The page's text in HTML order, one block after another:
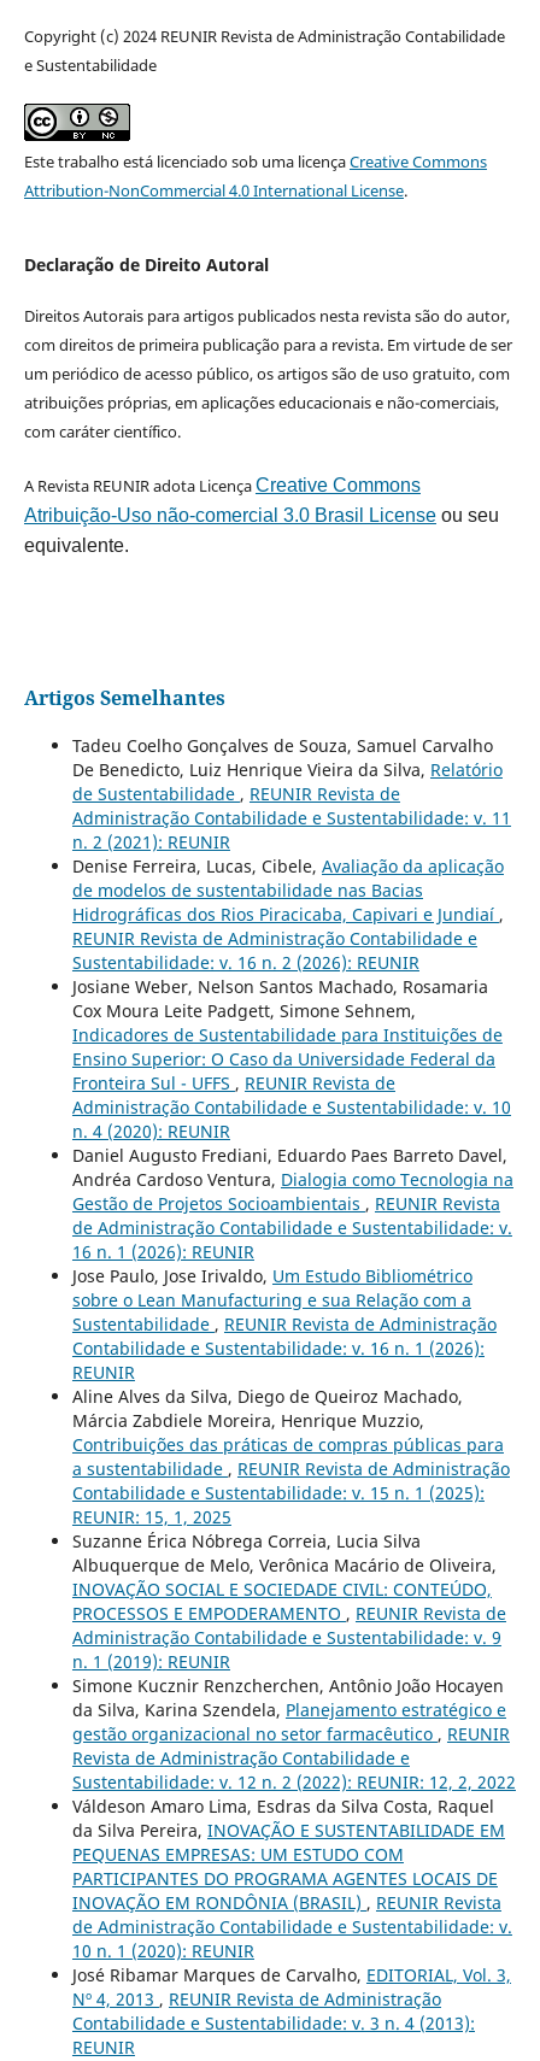
Copyright (c) 2024 REUNIR Revista de Administração Contabilidade
e Sustentabilidade
Este trabalho está licenciado sob uma licençaCreative Commons
Attribution-NonCommercial 4.0 International License.
Declaração de Direito Autoral
Direitos Autorais para artigos publicados nesta revista são do autor,
com direitos de primeira publicação para a revista. Em virtude de ser
um periódico de acesso público, os artigos são de uso gratuito, com
atribuições próprias, em aplicações educacionais e não-comerciais,
com caráter científico.
A Revista REUNIR adota LicençaCreative Commons
Atribuição-Uso não-comercial 3.0 Brasil Licenseou seu
equivalente.
Artigos Semelhantes
Tadeu Coelho Gonçalves de Souza, Samuel Carvalho
De Benedicto, Luiz Henrique Vieira da Silva, Relatório
de Sustentabilidade , REUNIR Revista de
Administração Contabilidade e Sustentabilidade: v. 11
n. 2 (2021): REUNIR
Denise Ferreira, Lucas, Cibele, Avaliação da aplicação
de modelos de sustentabilidade nas Bacias
Hidrográficas dos Rios Piracicaba, Capivari e Jundiaí ,
REUNIR Revista de Administração Contabilidade e
Sustentabilidade: v. 16 n. 2 (2026): REUNIR
Josiane Weber, Nelson Santos Machado, Rosamaria
Cox Moura Leite Padgett, Simone Sehnem,
Indicadores de Sustentabilidade para Instituições de
Ensino Superior: O Caso da Universidade Federal da
Fronteira Sul - UFFS , REUNIR Revista de
Administração Contabilidade e Sustentabilidade: v. 10
n. 4 (2020): REUNIR
Daniel Augusto Frediani, Eduardo Paes Barreto Davel,
Andréa Cardoso Ventura, Dialogia como Tecnologia na
Gestão de Projetos Socioambientais , REUNIR Revista
de Administração Contabilidade e Sustentabilidade: v.
16 n. 1 (2026): REUNIR
Jose Paulo, Jose Irivaldo, Um Estudo Bibliométrico
sobre o Lean Manufacturing e sua Relação com a
Sustentabilidade , REUNIR Revista de Administração
Contabilidade e Sustentabilidade: v. 16 n. 1 (2026):
REUNIR
Aline Alves da Silva, Diego de Queiroz Machado,
Márcia Zabdiele Moreira, Henrique Muzzio,
Contribuições das práticas de compras públicas para
a sustentabilidade , REUNIR Revista de Administração
Contabilidade e Sustentabilidade: v. 15 n. 1 (2025):
REUNIR: 15, 1, 2025
Suzanne Érica Nóbrega Correia, Lucia Silva
Albuquerque de Melo, Verônica Macário de Oliveira,
INOVAÇÃO SOCIAL E SOCIEDADE CIVIL: CONTEÚDO,
PROCESSOS E EMPODERAMENTO , REUNIR Revista de
Administração Contabilidade e Sustentabilidade: v. 9
n. 1 (2019): REUNIR
Simone Kucznir Renzcherchen, Antônio João Hocayen
da Silva, Karina Szendela, Planejamento estratégico e
gestão organizacional no setor farmacêutico , REUNIR
Revista de Administração Contabilidade e
Sustentabilidade: v. 12 n. 2 (2022): REUNIR: 12, 2, 2022
Váldeson Amaro Lima, Esdras da Silva Costa, Raquel
da Silva Pereira, INOVAÇÃO E SUSTENTABILIDADE EM
PEQUENAS EMPRESAS: UM ESTUDO COM
PARTICIPANTES DO PROGRAMA AGENTES LOCAIS DE
INOVAÇÃO EM RONDÔNIA (BRASIL) , REUNIR Revista
de Administração Contabilidade e Sustentabilidade: v.
10 n. 1 (2020): REUNIR
José Ribamar Marques de Carvalho, EDITORIAL, Vol. 3,
Nº 4, 2013 , REUNIR Revista de Administração
Contabilidade e Sustentabilidade: v. 3 n. 4 (2013):
REUNIR